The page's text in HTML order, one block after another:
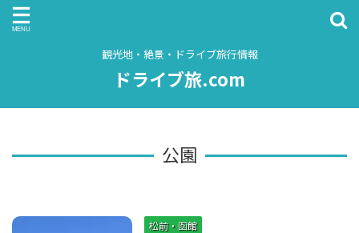
観光地・絶景・ドライブ旅行情報
ドライブ旅.com
公園
松前・函館